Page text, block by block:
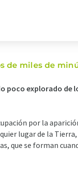
de miles de
poco explorado de
por la
lugar de la
que se forman